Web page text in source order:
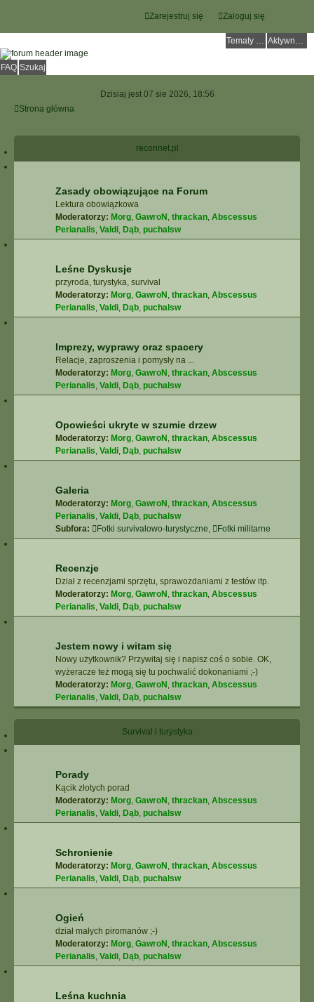
Zaloguj się
Zarejestruj się
Tematy bez odpowiedzi Aktywne tematy
FAQ Szukaj
Dzisiaj jest 07 sie 2026, 18:56
Strona główna
reconnet.pl
Zasady obowiązujące na Forum
Lektura obowiązkowa
Moderatorzy: Morg, GawroN , thrackan, Abscessus
Perianalis, Valdi, Dąb, puchalsw
Leśne Dyskusje
przyroda, turystyka, survival
Moderatorzy: Morg, GawroN , thrackan, Abscessus
Perianalis, Valdi, Dąb, puchalsw
Imprezy, wyprawy oraz spacery
Relacje, zaproszenia i pomysły na ...
Moderatorzy: Morg, GawroN , thrackan, Abscessus
Perianalis, Valdi, Dąb, puchalsw
Opowieści ukryte w szumie drzew
Moderatorzy: Morg, GawroN , thrackan, Abscessus
Perianalis, Valdi, Dąb, puchalsw
Galeria
Moderatorzy: Morg, GawroN , thrackan, Abscessus
Perianalis, Valdi, Dąb, puchalsw
Subfora:
Fotki survivalowo-turystyczne, Fotki militarne
Recenzje
Dział z recenzjami sprzętu, sprawozdaniami z testów itp.
Moderatorzy: Morg, GawroN , thrackan, Abscessus
Perianalis, Valdi, Dąb, puchalsw
Jestem nowy i witam się
Nowy użytkownik? Przywitaj się i napisz coś o sobie. OK,
wyżeracze też mogą się tu pochwalić dokonaniami ;-)
Moderatorzy: Morg, GawroN , thrackan, Abscessus
Perianalis, Valdi, Dąb, puchalsw
Survival i turystyka
Porady
Kącik złotych porad
Moderatorzy: Morg, GawroN , thrackan, Abscessus
Perianalis, Valdi, Dąb, puchalsw
Schronienie
Moderatorzy: Morg, GawroN , thrackan, Abscessus
Perianalis, Valdi, Dąb, puchalsw
Ogień
dział małych piromanów ;-)
Moderatorzy: Morg, GawroN , thrackan, Abscessus
Perianalis, Valdi, Dąb, puchalsw
Leśna kuchnia